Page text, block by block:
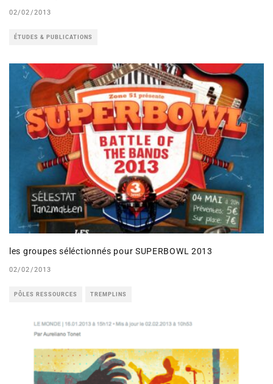
02/02/2013
ÉTUDES & PUBLICATIONS
les groupes séléctionnés pour SUPERBOWL 2013
02/02/2013
PÔLES RESSOURCES TREMPLINS